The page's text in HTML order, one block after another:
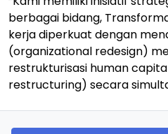
berbagai bidang,
kerja diperkuat dengan
(organizational redesign)
restrukturisasi human
restructuring) secara